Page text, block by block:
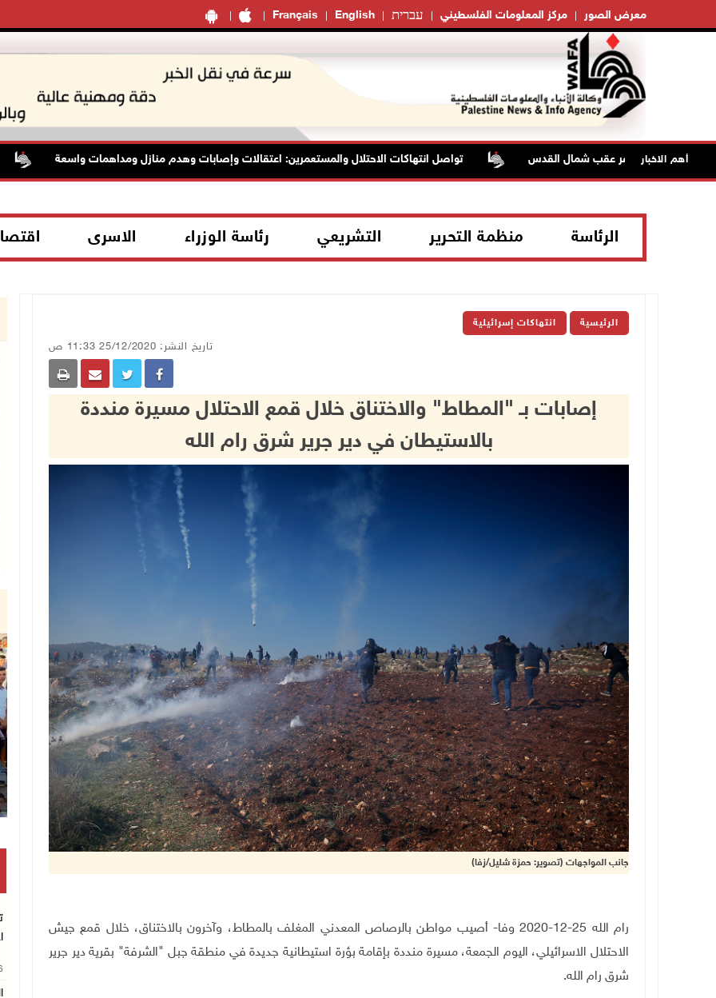
Français English עברית مركز المعلومات الفلسطيني معرض الصور
أهم الاخبار تواصل انتهاكات الاحتلال والمستعمرين: اعتقالات وإصابات وهدم منازل ومداهمات واسعة
الرئاسة منظمة التحرير التشريعي رئاسة الوزراء الاسرى
الرئيسية انتهاكات إسرائيلية
تاريخ النشر: 25/12/2020 11:33 ص
إصابات بـ "المطاط" والاختناق خلال قمع الاحتلال مسيرة منددة
بالاستيطان في دير جرير شرق رام الله
جانب المواجهات (تصوير: حمزة شليل/زفا)
رام الله 25-12-2020 وفا- أصيب مواطن بالرصاص المعدني المغلف بالمطاط، وآخرون بالاختناق، خلال قمع جيش
الاحتلال الاسرائيلي، اليوم الجمعة، مسيرة منددة بإقامة بؤرة استيطانية جديدة في منطقة جبل "الشرفة" بقرية دير جرير
شرق رام الله.